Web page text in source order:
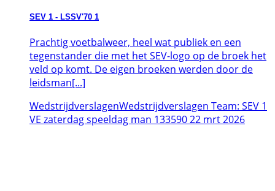
SEV 1 - LSSV'70 1
Prachtig voetbalweer, heel wat publiek en een
tegenstander die met het SEV-logo op de broek het
veld op komt. De eigen broeken werden door de
leidsman[...]
WedstrijdverslagenWedstrijdverslagen Team: SEV 1
VE zaterdag speeldag man 13359022 mrt2026